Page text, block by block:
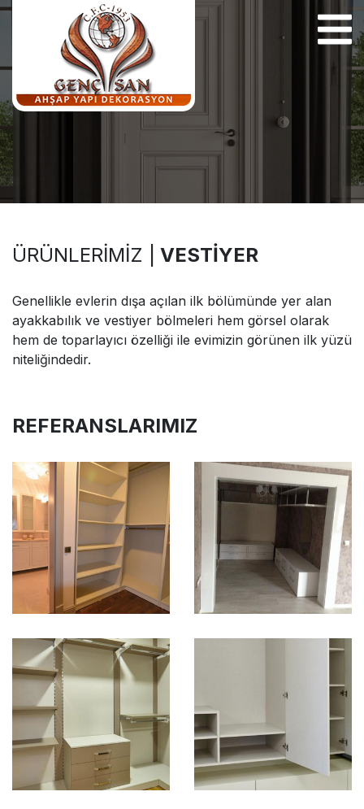
ÜRÜNLERIMIZ | VESTIYER
Genellikle evlerin dışa açılan ilk bölümünde yer alan
ayakkabılık ve vestiyer bölmeleri hem görsel olarak
hem de toparlayıcı özelliği ile evimizin görünen ilk yüzü
niteliğindedir.
REFERANSLARIMIZ
Facebook
Instagram